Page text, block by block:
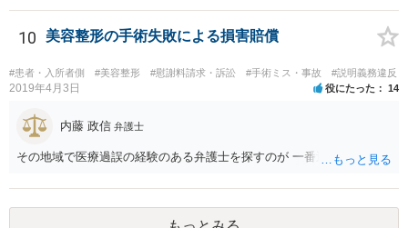
ってはあるかもしれませんが、相手方に誤解を与える可能性があり、
利益相反の問題が生じうるのでそういった要請は拒絶する場合が大半
でしょうし、とりわけ今回の状況において弁護士かぎりの話にしてほ
しいという要望を受け容れる弁護士はほとんどいないと思います。 会
社内の部署に相談した場合についても通常は会社内で情報共有が図ら
に相談した上で、事案の見通し等を示してもらい、訴訟するかどうか
を早急に決断された方が良いかと存じます。訴訟提起を選択される場
合は、通常、会社が隠蔽のため過去の記録を廃棄すること等を防ぐた
10 美容整形の手術失敗による損害賠償
#患者・入所者側 #美容整形 #慰謝料請求・訴訟 #手術ミス・事故 #説明義務違反
2019年4月3日 役にたった 14
内藤 政信 弁護士
その地域で医療過誤の経験のある弁護士を探すのが 一番近道だね。